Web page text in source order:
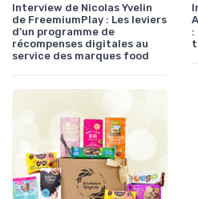
Interview de Nicolas Yvelin
de FreemiumPlay : Les leviers
d’un programme de
récompenses digitales au
service des marques food
: